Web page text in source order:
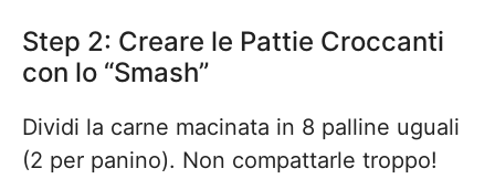
Step 2: Creare le Pattie Croccanti
con lo “Smash”
Dividi la carne macinata in 8 palline uguali
(2 per panino). Non compattarle troppo!